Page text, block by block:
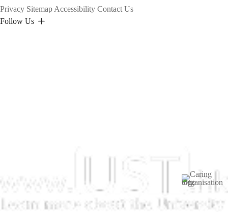
Image
Privacy SitemapAccessibility Contact Us
Follow Us